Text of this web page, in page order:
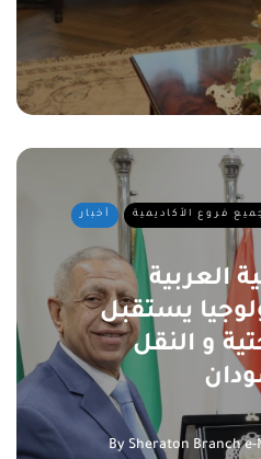
أخبار فروع الأكاديمية
العربية
يستقبل
و النقل
By Sheraton Branch e-